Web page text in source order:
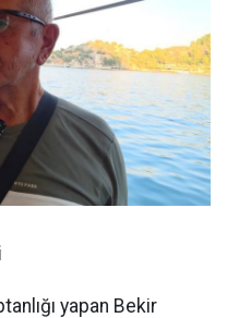
yapan Bekir